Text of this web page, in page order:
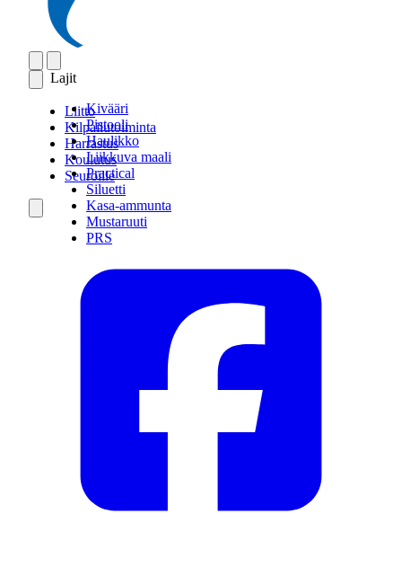
Lajit
Kivääri
Pistooli
Haulikko
Liikkuva maali
Practical
Siluetti
Kasa-ammunta
Mustaruuti
PRS
Liitto
Kilpailutoiminta
Harrastus
Koulutus
Seuroille